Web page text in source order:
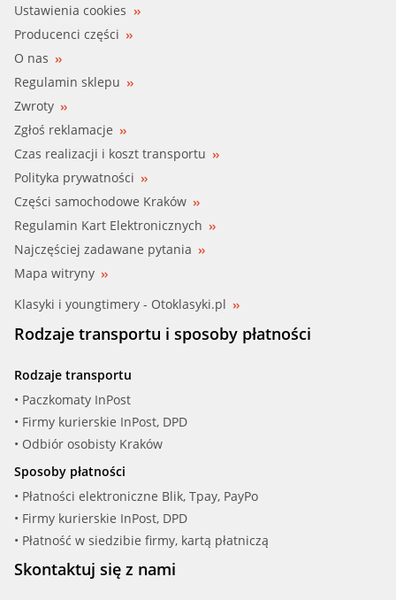
Ustawienia cookies
Producenci części
O nas
Regulamin sklepu
Zwroty
Zgłoś reklamacje
Czas realizacji i koszt transportu
Polityka prywatności
Części samochodowe Kraków
Regulamin Kart Elektronicznych
Najczęściej zadawane pytania
Mapa witryny
Klasyki i youngtimery - Otoklasyki.pl
Rodzaje transportu i sposoby płatności
Rodzaje transportu
• Paczkomaty InPost
• Firmy kurierskie InPost, DPD
• Odbiór osobisty Kraków
Sposoby płatności
• Płatności elektroniczne Blik, Tpay, PayPo
• Firmy kurierskie InPost, DPD
• Płatność w siedzibie firmy, kartą płatniczą
Skontaktuj się z nami